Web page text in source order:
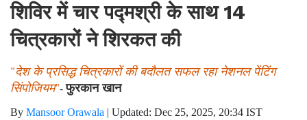
शिविर में चार पद्मश्री के साथ 14
चित्रकारों ने शिरकत की
"देश के प्रसिद्ध चित्रकारों की बदौलत सफल रहा नेशनल पेंटिंग
सिंपोजियम"-फुरकान खान
By Mansoor Orawala | Updated: Dec 25, 2025, 20:34 IST